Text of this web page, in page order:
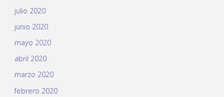
julio 2020
junio 2020
mayo 2020
abril 2020
marzo 2020
febrero 2020